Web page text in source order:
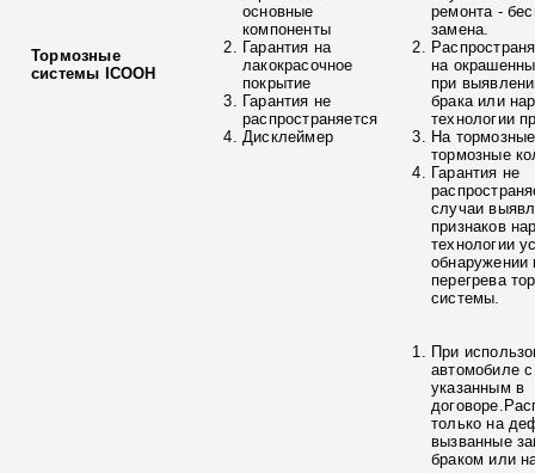
Тормозные
системы ICOOH
основные
компоненты
Гарантия на
лакокрасочное
покрытие
Гарантия не
распространяется
Дисклеймер
ремонта -
замена.
на
при
брака или
технологии
На
тормозные
Гарантия не
случаи
признаков
технологии
обнаружении
перегрева
системы.
При
автомобиле
указанным в
только на
вызванные
браком или